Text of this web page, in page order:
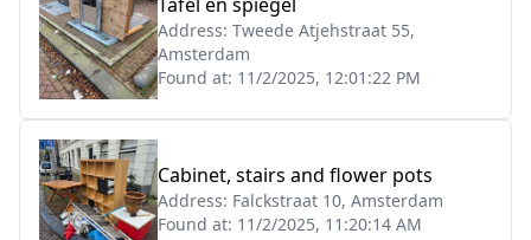
Address: Tweede Atjehstraat 55,
Amsterdam
Found at: 11/2/2025, 12:01:22 PM
Cabinet, stairs and flower pots
Address: Falckstraat 10, Amsterdam
Found at: 11/2/2025, 11:20:14 AM